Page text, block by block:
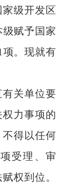
级开发区
赋予国家
项。现就有
有关单位要
力事项的
不得以任何
受理、审
权到位。